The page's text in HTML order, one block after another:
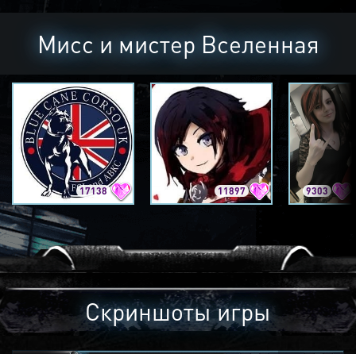
Мисс и мистер Вселенная
17138 11897 9303
Скриншоты игры